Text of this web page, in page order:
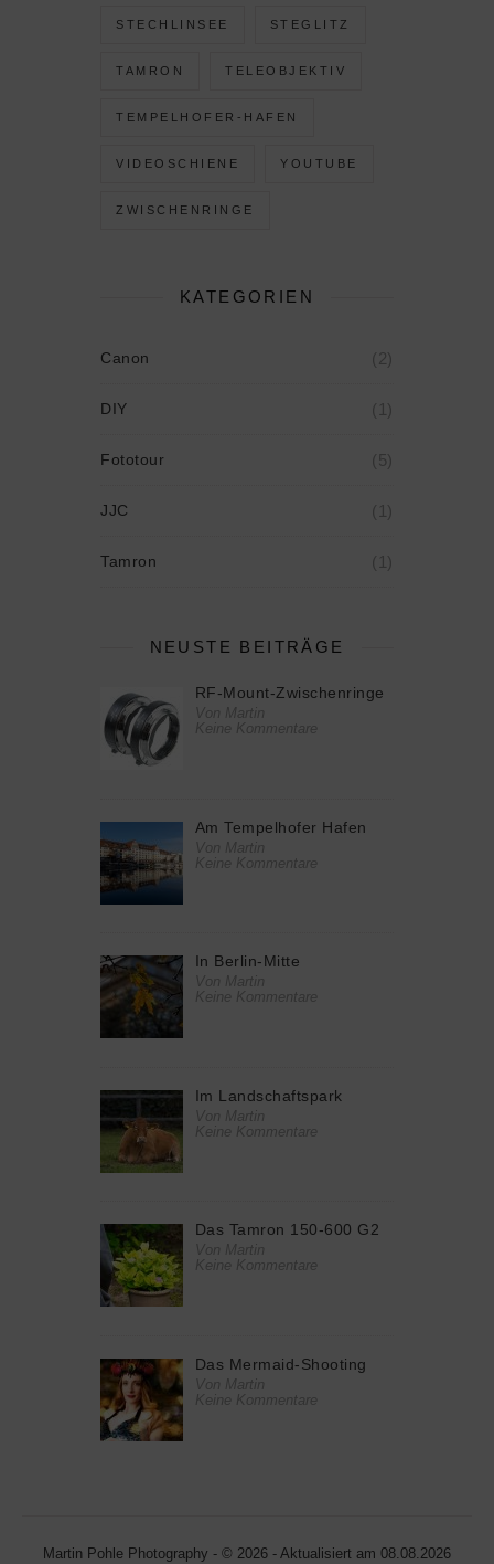
STECHLINSEE STEGLITZ
TAMRON TELEOBJEKTIV
TEMPELHOFER-HAFEN
VIDEOSCHIENE YOUTUBE
ZWISCHENRINGE
KATEGORIEN
Canon (2)
DIY (1)
Fototour (5)
JJC (1)
Tamron (1)
NEUSTE BEITRÄGE
RF-Mount-Zwischenringe
Von Martin
Keine Kommentare
Am Tempelhofer Hafen
Von Martin
Keine Kommentare
In Berlin-Mitte
Von Martin
Keine Kommentare
Im Landschaftspark
Von Martin
Keine Kommentare
Das Tamron 150-600 G2
Von Martin
Keine Kommentare
Das Mermaid-Shooting
Von Martin
Keine Kommentare
Martin Pohle Photography - © 2026 - Aktualisiert am 08.08.2026